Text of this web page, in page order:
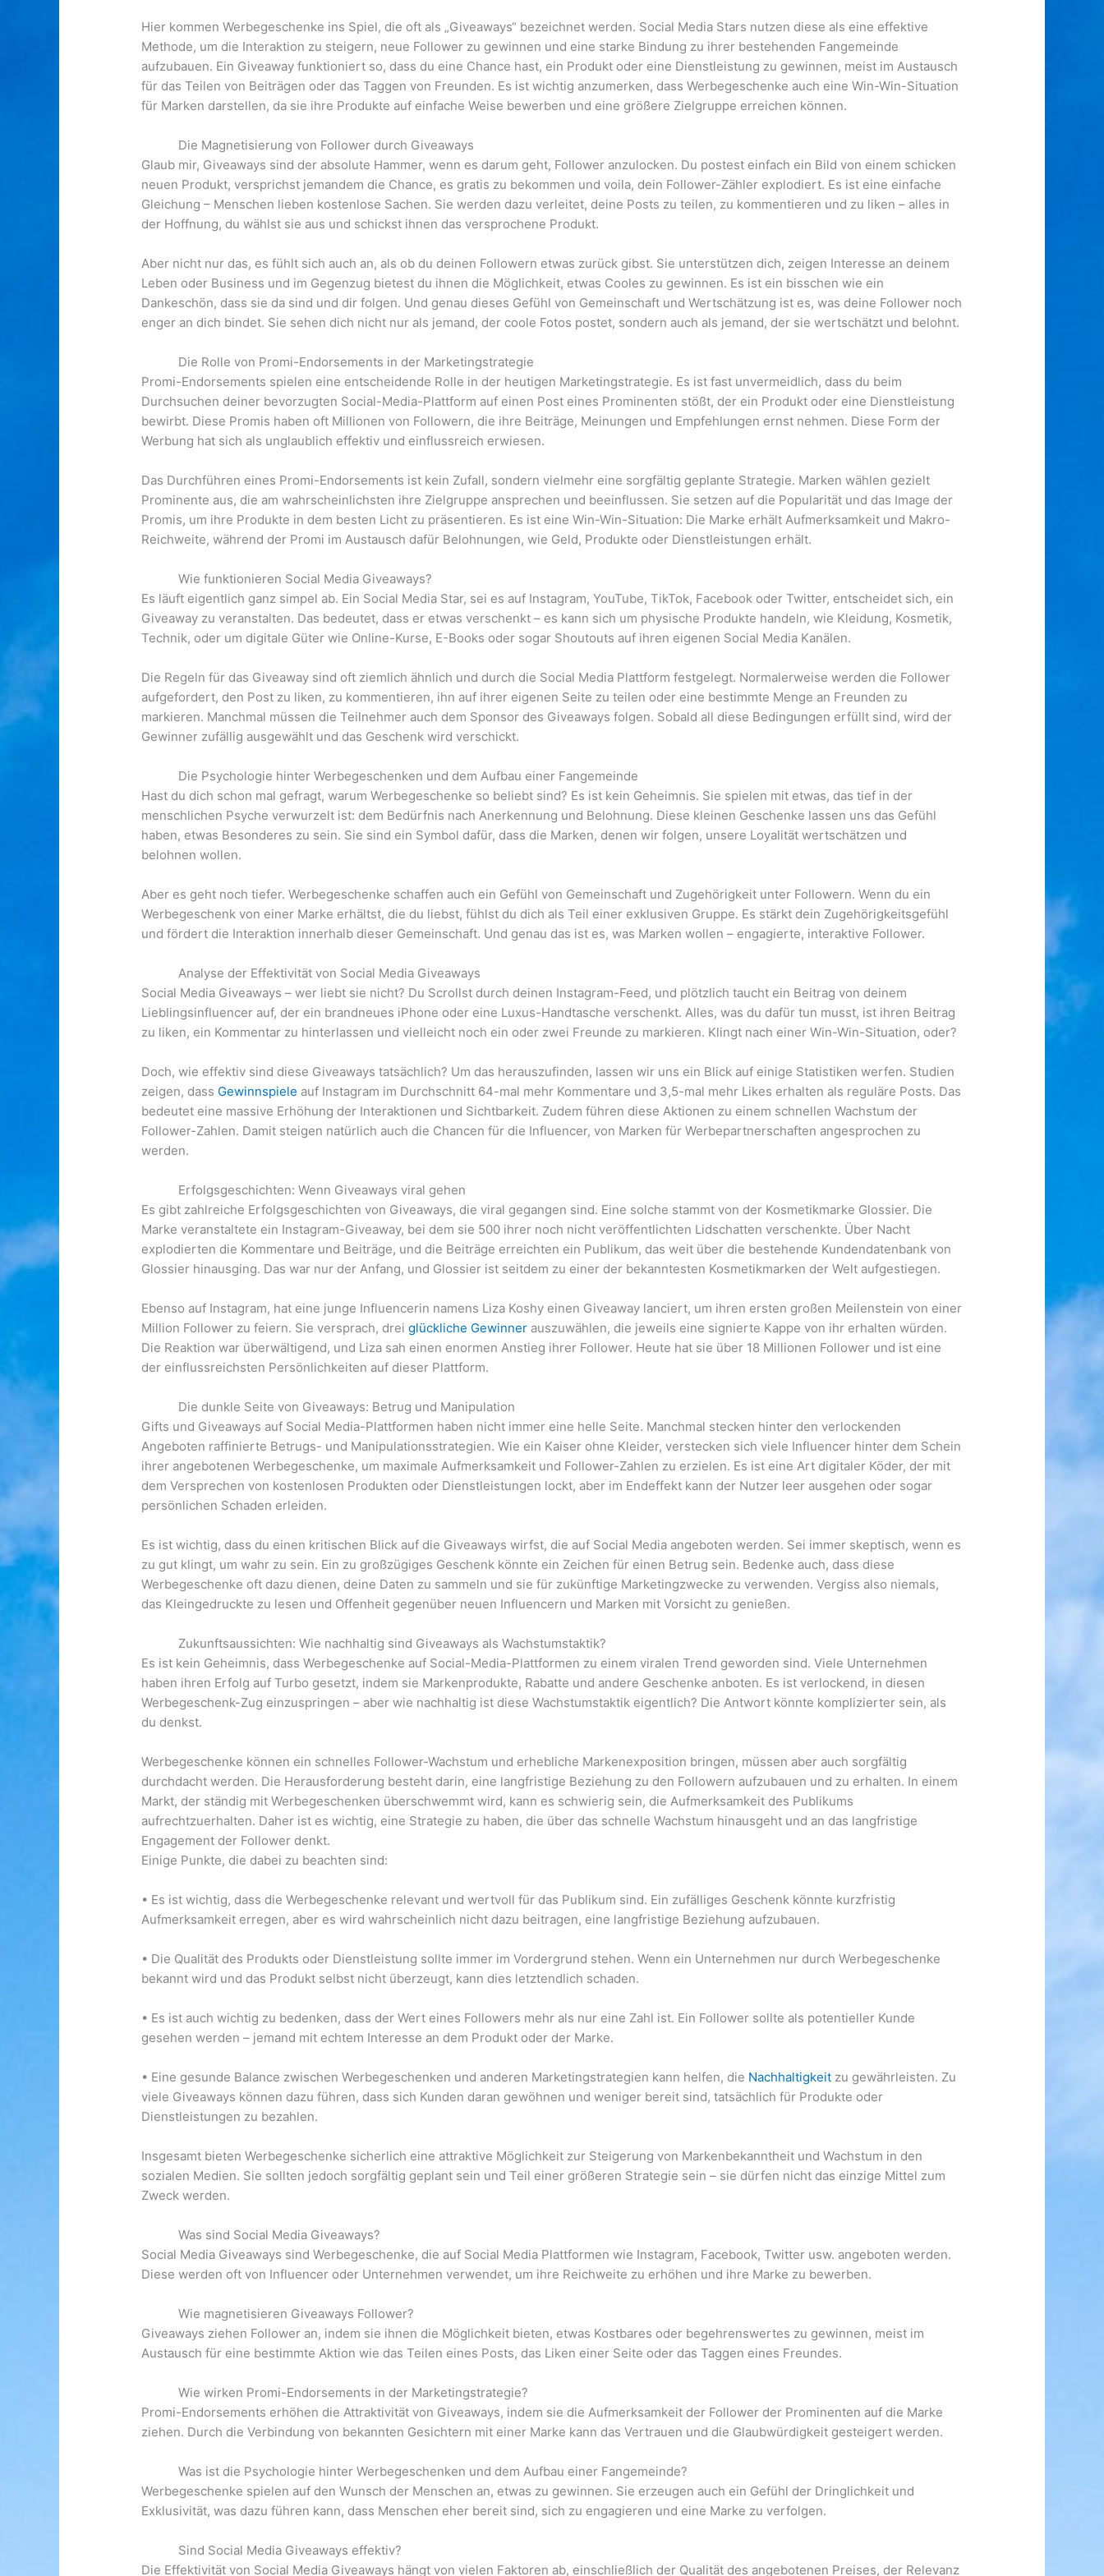
Hier kommen Werbegeschenke ins Spiel, die oft als „Giveaways“ bezeichnet werden. Social Media Stars nutzen diese als eine effektive
Methode, um die Interaktion zu steigern, neue Follower zu gewinnen und eine starke Bindung zu ihrer bestehenden Fangemeinde
aufzubauen. Ein Giveaway funktioniert so, dass du eine Chance hast, ein Produkt oder eine Dienstleistung zu gewinnen, meist im Austausch
für das Teilen von Beiträgen oder das Taggen von Freunden. Es ist wichtig anzumerken, dass Werbegeschenke auch eine Win-Win-Situation
für Marken darstellen, da sie ihre Produkte auf einfache Weise bewerben und eine größere Zielgruppe erreichen können.
Die Magnetisierung von Follower durch Giveaways
Glaub mir, Giveaways sind der absolute Hammer, wenn es darum geht, Follower anzulocken. Du postest einfach ein Bild von einem schicken
neuen Produkt, versprichst jemandem die Chance, es gratis zu bekommen und voila, dein Follower-Zähler explodiert. Es ist eine einfache
Gleichung – Menschen lieben kostenlose Sachen. Sie werden dazu verleitet, deine Posts zu teilen, zu kommentieren und zu liken – alles in
der Hoffnung, du wählst sie aus und schickst ihnen das versprochene Produkt.
Aber nicht nur das, es fühlt sich auch an, als ob du deinen Followern etwas zurück gibst. Sie unterstützen dich, zeigen Interesse an deinem
Leben oder Business und im Gegenzug bietest du ihnen die Möglichkeit, etwas Cooles zu gewinnen. Es ist ein bisschen wie ein
Dankeschön, dass sie da sind und dir folgen. Und genau dieses Gefühl von Gemeinschaft und Wertschätzung ist es, was deine Follower noch
enger an dich bindet. Sie sehen dich nicht nur als jemand, der coole Fotos postet, sondern auch als jemand, der sie wertschätzt und belohnt.
Die Rolle von Promi-Endorsements in der Marketingstrategie
Promi-Endorsements spielen eine entscheidende Rolle in der heutigen Marketingstrategie. Es ist fast unvermeidlich, dass du beim
Durchsuchen deiner bevorzugten Social-Media-Plattform auf einen Post eines Prominenten stößt, der ein Produkt oder eine Dienstleistung
bewirbt. Diese Promis haben oft Millionen von Followern, die ihre Beiträge, Meinungen und Empfehlungen ernst nehmen. Diese Form der
Werbung hat sich als unglaublich effektiv und einflussreich erwiesen.
Das Durchführen eines Promi-Endorsements ist kein Zufall, sondern vielmehr eine sorgfältig geplante Strategie. Marken wählen gezielt
Prominente aus, die am wahrscheinlichsten ihre Zielgruppe ansprechen und beeinflussen. Sie setzen auf die Popularität und das Image der
Promis, um ihre Produkte in dem besten Licht zu präsentieren. Es ist eine Win-Win-Situation: Die Marke erhält Aufmerksamkeit und Makro-
Reichweite, während der Promi im Austausch dafür Belohnungen, wie Geld, Produkte oder Dienstleistungen erhält.
Wie funktionieren Social Media Giveaways?
Es läuft eigentlich ganz simpel ab. Ein Social Media Star, sei es auf Instagram, YouTube, TikTok, Facebook oder Twitter, entscheidet sich, ein
Giveaway zu veranstalten. Das bedeutet, dass er etwas verschenkt – es kann sich um physische Produkte handeln, wie Kleidung, Kosmetik,
Technik, oder um digitale Güter wie Online-Kurse, E-Books oder sogar Shoutouts auf ihren eigenen Social Media Kanälen.
Die Regeln für das Giveaway sind oft ziemlich ähnlich und durch die Social Media Plattform festgelegt. Normalerweise werden die Follower
aufgefordert, den Post zu liken, zu kommentieren, ihn auf ihrer eigenen Seite zu teilen oder eine bestimmte Menge an Freunden zu
markieren. Manchmal müssen die Teilnehmer auch dem Sponsor des Giveaways folgen. Sobald all diese Bedingungen erfüllt sind, wird der
Gewinner zufällig ausgewählt und das Geschenk wird verschickt.
Die Psychologie hinter Werbegeschenken und dem Aufbau einer Fangemeinde
Hast du dich schon mal gefragt, warum Werbegeschenke so beliebt sind? Es ist kein Geheimnis. Sie spielen mit etwas, das tief in der
menschlichen Psyche verwurzelt ist: dem Bedürfnis nach Anerkennung und Belohnung. Diese kleinen Geschenke lassen uns das Gefühl
haben, etwas Besonderes zu sein. Sie sind ein Symbol dafür, dass die Marken, denen wir folgen, unsere Loyalität wertschätzen und
belohnen wollen.
Aber es geht noch tiefer. Werbegeschenke schaffen auch ein Gefühl von Gemeinschaft und Zugehörigkeit unter Followern. Wenn du ein
Werbegeschenk von einer Marke erhältst, die du liebst, fühlst du dich als Teil einer exklusiven Gruppe. Es stärkt dein Zugehörigkeitsgefühl
und fördert die Interaktion innerhalb dieser Gemeinschaft. Und genau das ist es, was Marken wollen – engagierte, interaktive Follower.
Analyse der Effektivität von Social Media Giveaways
Social Media Giveaways – wer liebt sie nicht? Du Scrollst durch deinen Instagram-Feed, und plötzlich taucht ein Beitrag von deinem
Lieblingsinfluencer auf, der ein brandneues iPhone oder eine Luxus-Handtasche verschenkt. Alles, was du dafür tun musst, ist ihren Beitrag
zu liken, ein Kommentar zu hinterlassen und vielleicht noch ein oder zwei Freunde zu markieren. Klingt nach einer Win-Win-Situation, oder?
Doch, wie effektiv sind diese Giveaways tatsächlich? Um das herauszufinden, lassen wir uns ein Blick auf einige Statistiken werfen. Studien
zeigen, dass Gewinnspiele auf Instagram im Durchschnitt 64-mal mehr Kommentare und 3,5-mal mehr Likes erhalten als reguläre Posts. Das
bedeutet eine massive Erhöhung der Interaktionen und Sichtbarkeit. Zudem führen diese Aktionen zu einem schnellen Wachstum der
Follower-Zahlen. Damit steigen natürlich auch die Chancen für die Influencer, von Marken für Werbepartnerschaften angesprochen zu
werden.
Erfolgsgeschichten: Wenn Giveaways viral gehen
Es gibt zahlreiche Erfolgsgeschichten von Giveaways, die viral gegangen sind. Eine solche stammt von der Kosmetikmarke Glossier. Die
Marke veranstaltete ein Instagram-Giveaway, bei dem sie 500 ihrer noch nicht veröffentlichten Lidschatten verschenkte. Über Nacht
explodierten die Kommentare und Beiträge, und die Beiträge erreichten ein Publikum, das weit über die bestehende Kundendatenbank von
Glossier hinausging. Das war nur der Anfang, und Glossier ist seitdem zu einer der bekanntesten Kosmetikmarken der Welt aufgestiegen.
Ebenso auf Instagram, hat eine junge Influencerin namens Liza Koshy einen Giveaway lanciert, um ihren ersten großen Meilenstein von einer
Million Follower zu feiern. Sie versprach, dreiglückliche Gewinner auszuwählen, die jeweils eine signierte Kappe von ihr erhalten würden.
Die Reaktion war überwältigend, und Liza sah einen enormen Anstieg ihrer Follower. Heute hat sie über 18 Millionen Follower und ist eine
der einflussreichsten Persönlichkeiten auf dieser Plattform.
Die dunkle Seite von Giveaways: Betrug und Manipulation
Gifts und Giveaways auf Social Media-Plattformen haben nicht immer eine helle Seite. Manchmal stecken hinter den verlockenden
Angeboten raffinierte Betrugs- und Manipulationsstrategien. Wie ein Kaiser ohne Kleider, verstecken sich viele Influencer hinter dem Schein
ihrer angebotenen Werbegeschenke, um maximale Aufmerksamkeit und Follower-Zahlen zu erzielen. Es ist eine Art digitaler Köder, der mit
dem Versprechen von kostenlosen Produkten oder Dienstleistungen lockt, aber im Endeffekt kann der Nutzer leer ausgehen oder sogar
persönlichen Schaden erleiden.
Es ist wichtig, dass du einen kritischen Blick auf die Giveaways wirfst, die auf Social Media angeboten werden. Sei immer skeptisch, wenn es
zu gut klingt, um wahr zu sein. Ein zu großzügiges Geschenk könnte ein Zeichen für einen Betrug sein. Bedenke auch, dass diese
Werbegeschenke oft dazu dienen, deine Daten zu sammeln und sie für zukünftige Marketingzwecke zu verwenden. Vergiss also niemals,
das Kleingedruckte zu lesen und Offenheit gegenüber neuen Influencern und Marken mit Vorsicht zu genießen.
Zukunftsaussichten: Wie nachhaltig sind Giveaways als Wachstumstaktik?
Es ist kein Geheimnis, dass Werbegeschenke auf Social-Media-Plattformen zu einem viralen Trend geworden sind. Viele Unternehmen
haben ihren Erfolg auf Turbo gesetzt, indem sie Markenprodukte, Rabatte und andere Geschenke anboten. Es ist verlockend, in diesen
Werbegeschenk-Zug einzuspringen – aber wie nachhaltig ist diese Wachstumstaktik eigentlich? Die Antwort könnte komplizierter sein, als
du denkst.
Werbegeschenke können ein schnelles Follower-Wachstum und erhebliche Markenexposition bringen, müssen aber auch sorgfältig
durchdacht werden. Die Herausforderung besteht darin, eine langfristige Beziehung zu den Followern aufzubauen und zu erhalten. In einem
Markt, der ständig mit Werbegeschenken überschwemmt wird, kann es schwierig sein, die Aufmerksamkeit des Publikums
aufrechtzuerhalten. Daher ist es wichtig, eine Strategie zu haben, die über das schnelle Wachstum hinausgeht und an das langfristige
Engagement der Follower denkt.
Einige Punkte, die dabei zu beachten sind:
• Es ist wichtig, dass die Werbegeschenke relevant und wertvoll für das Publikum sind. Ein zufälliges Geschenk könnte kurzfristig
Aufmerksamkeit erregen, aber es wird wahrscheinlich nicht dazu beitragen, eine langfristige Beziehung aufzubauen.
• Die Qualität des Produkts oder Dienstleistung sollte immer im Vordergrund stehen. Wenn ein Unternehmen nur durch Werbegeschenke
bekannt wird und das Produkt selbst nicht überzeugt, kann dies letztendlich schaden.
• Es ist auch wichtig zu bedenken, dass der Wert eines Followers mehr als nur eine Zahl ist. Ein Follower sollte als potentieller Kunde
gesehen werden – jemand mit echtem Interesse an dem Produkt oder der Marke.
• Eine gesunde Balance zwischen Werbegeschenken und anderen Marketingstrategien kann helfen, die Nachhaltigkeit zu gewährleisten. Zu
viele Giveaways können dazu führen, dass sich Kunden daran gewöhnen und weniger bereit sind, tatsächlich für Produkte oder
Dienstleistungen zu bezahlen.
Insgesamt bieten Werbegeschenke sicherlich eine attraktive Möglichkeit zur Steigerung von Markenbekanntheit und Wachstum in den
sozialen Medien. Sie sollten jedoch sorgfältig geplant sein und Teil einer größeren Strategie sein – sie dürfen nicht das einzige Mittel zum
Zweck werden.
Was sind Social Media Giveaways?
Social Media Giveaways sind Werbegeschenke, die auf Social Media Plattformen wie Instagram, Facebook, Twitter usw. angeboten werden.
Diese werden oft von Influencer oder Unternehmen verwendet, um ihre Reichweite zu erhöhen und ihre Marke zu bewerben.
Wie magnetisieren Giveaways Follower?
Giveaways ziehen Follower an, indem sie ihnen die Möglichkeit bieten, etwas Kostbares oder begehrenswertes zu gewinnen, meist im
Austausch für eine bestimmte Aktion wie das Teilen eines Posts, das Liken einer Seite oder das Taggen eines Freundes.
Wie wirken Promi-Endorsements in der Marketingstrategie?
Promi-Endorsements erhöhen die Attraktivität von Giveaways, indem sie die Aufmerksamkeit der Follower der Prominenten auf die Marke
ziehen. Durch die Verbindung von bekannten Gesichtern mit einer Marke kann das Vertrauen und die Glaubwürdigkeit gesteigert werden.
Was ist die Psychologie hinter Werbegeschenken und dem Aufbau einer Fangemeinde?
Werbegeschenke spielen auf den Wunsch der Menschen an, etwas zu gewinnen. Sie erzeugen auch ein Gefühl der Dringlichkeit und
Exklusivität, was dazu führen kann, dass Menschen eher bereit sind, sich zu engagieren und eine Marke zu verfolgen.
Sind Social Media Giveaways effektiv?
Die Effektivität von Social Media Giveaways hängt von vielen Faktoren ab, einschließlich der Qualität des angebotenen Preises, der Relevanz